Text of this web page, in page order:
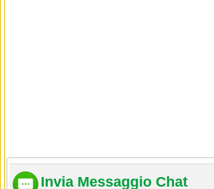
Invia Messaggio Chat